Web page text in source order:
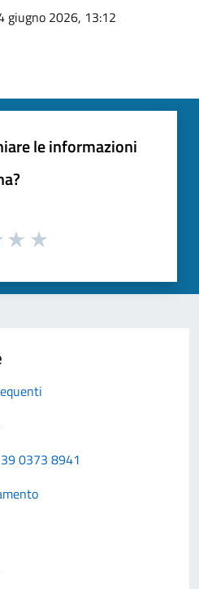
giugno 2026, 13:12
le informazioni
0373 8941